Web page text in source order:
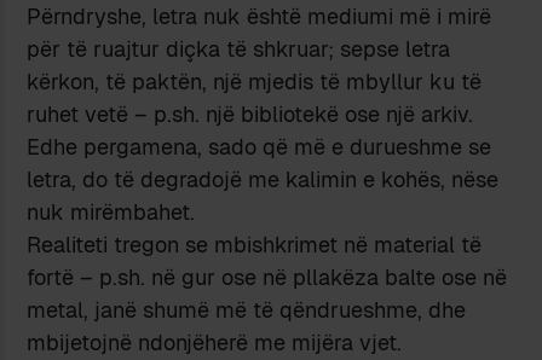
Përndryshe, letra nuk është mediumi më i mirë
për të ruajtur diçka të shkruar; sepse letra
kërkon, të paktën, një mjedis të mbyllur ku të
ruhet vetë – p.sh. një bibliotekë ose një arkiv.
Edhe pergamena, sado që më e durueshme se
letra, do të degradojë me kalimin e kohës, nëse
nuk mirëmbahet.
Realiteti tregon se mbishkrimet në material të
fortë – p.sh. në gur ose në pllakëza balte ose në
metal, janë shumë më të qëndrueshme, dhe
mbijetojnë ndonjëherë me mijëra vjet.